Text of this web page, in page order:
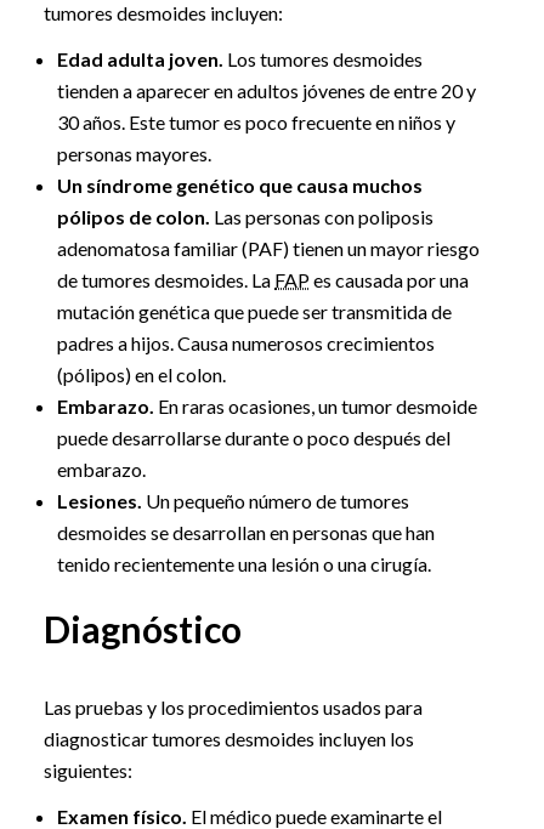
tumores desmoides incluyen:
Edad adulta joven. Los tumores desmoides
tienden a aparecer en adultos jóvenes de entre 20 y
30 años. Este tumor es poco frecuente en niños y
personas mayores.
Un síndrome genético que causa muchos
pólipos de colon. Las personas con poliposis
adenomatosa familiar (PAF) tienen un mayor riesgo
de tumores desmoides. La FAPes causada por una
mutación genética que puede ser transmitida de
padres a hijos. Causa numerosos crecimientos
(pólipos) en el colon.
Embarazo. En raras ocasiones, un tumor desmoide
puede desarrollarse durante o poco después del
embarazo.
Lesiones. Un pequeño número de tumores
desmoides se desarrollan en personas que han
tenido recientemente una lesión o una cirugía.
Diagnóstico
Las pruebas y los procedimientos usados para
diagnosticar tumores desmoides incluyen los
siguientes:
Examen físico. El médico puede examinarte el